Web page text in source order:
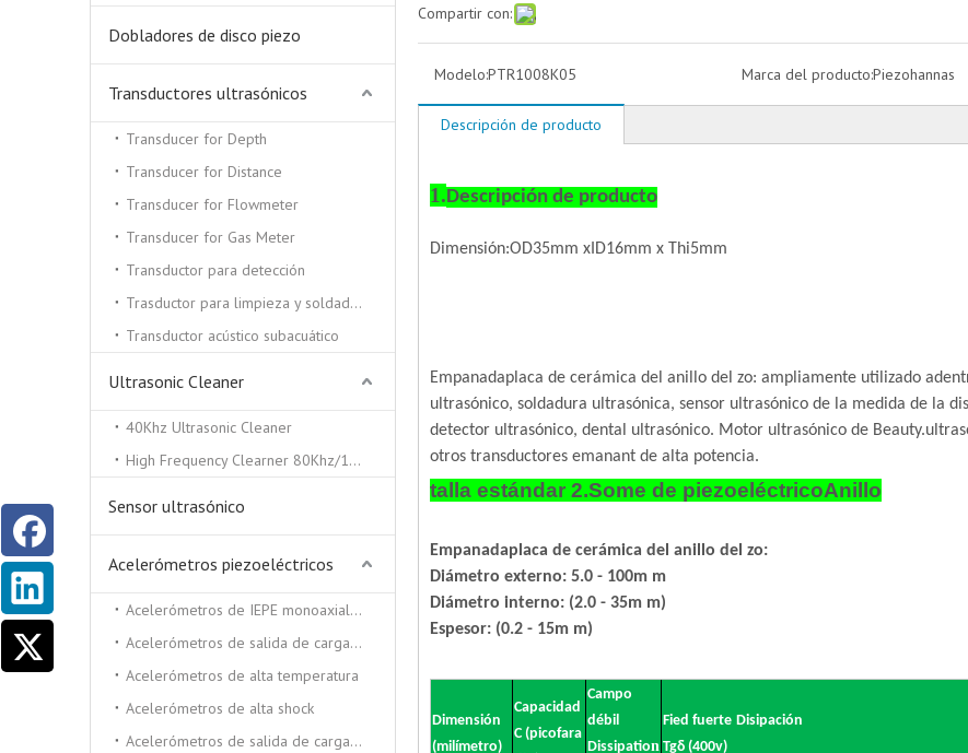
Dobladores de disco piezo
Transductores ultrasónicos
Transducer for Depth
Transducer for Distance
Transducer for Flowmeter
Transducer for Gas Meter
Transductor para detección
Trasductor para limpieza y soldadura por ultrasonidos.
Transductor acústico subacuático
Ultrasonic Cleaner
40Khz Ultrasonic Cleaner
High Frequency Clearner 80Khz/100Khz/130/Khz
Sensor ultrasónico
Acelerómetros piezoeléctricos
Acelerómetros de IEPE monoaxiales
Acelerómetros de salida de carga triaxial
Acelerómetros de alta temperatura
Acelerómetros de alta shock
Acelerómetros de salida de carga monocial
Compartir con:
Modelo:PTR1008K05 Marca del producto:Piezohannas
Descripción de producto
1.Descripción de producto
Dimensión:OD35mm xID16mm x Thi5mm
Empanadaplaca de cerámica del anillo del zo: ampliamente utilizado
ultrasónico, soldadura ultrasónica, sensor ultrasónico de la medida de la
detector ultrasónico, dental ultrasónico. Motor ultrasónico de
otros transductores emanant de alta potencia.
talla estándar 2.Some de piezoeléctricoAnillo
Empanadaplaca de cerámica del anillo del zo:
Diámetro externo: 5.0 - 100m m
Diámetro interno: (2.0 - 35m m)
Espesor: (0.2 - 15m m)
Dimensión
(milímetro)
Capacidad
C (picofara
Campo
débil
Dissipation
Fied fuerte Disipación
Tgδ (400v)